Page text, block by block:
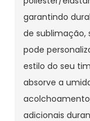
garantindo
de sublimação,
pode
estilo do seu
absorve a
adicionais